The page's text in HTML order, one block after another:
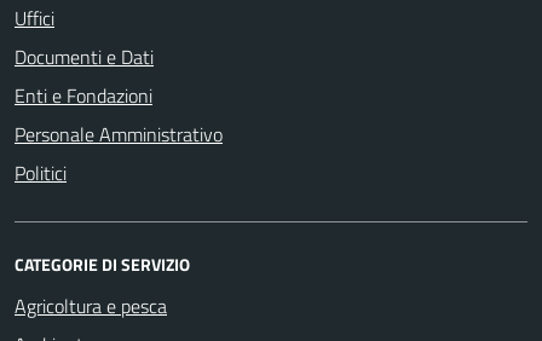
Uffici
Documenti e Dati
Enti e Fondazioni
Personale Amministrativo
Politici
CATEGORIE DI SERVIZIO
Agricoltura e pesca